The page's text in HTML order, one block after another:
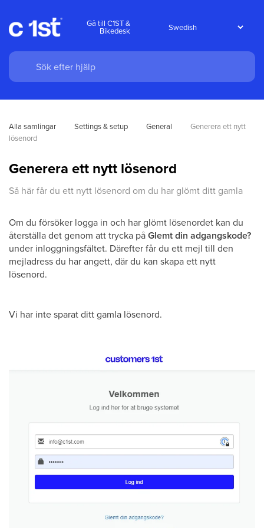
Gå till C1ST &
Bikedesk
Alla samlingar Settings & setup General
Generera ett nytt
lösenord
Generera ett nytt lösenord
Så här får du ett nytt lösenord om du har glömt ditt gamla
Om du försöker logga in och har glömt lösenordet kan du
återställa det genom att trycka påGlemt din adgangskode?
under inloggningsfältet. Därefter får du ett mejl till den
mejladress du har angett, där du kan skapa ett nytt
lösenord.
Vi har inte sparat ditt gamla lösenord.